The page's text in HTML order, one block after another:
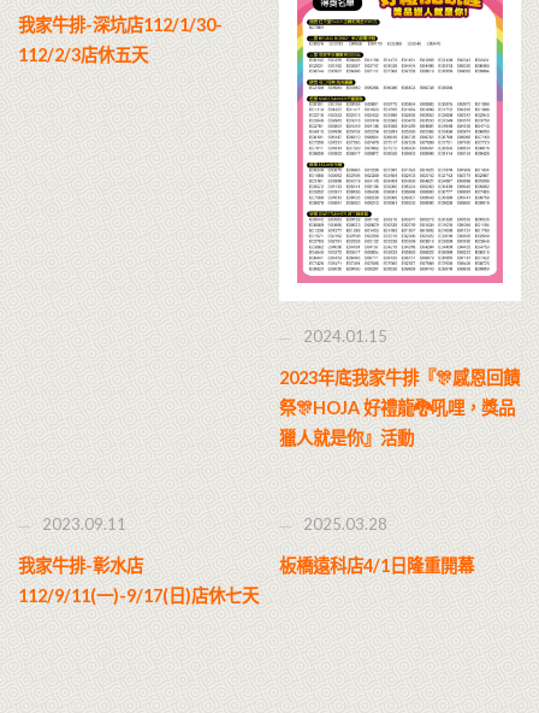
我家牛排-深坑店112/1/30-
112/2/3店休五天
2024.01.15
2023年底我家牛排『🎊感恩回饋
祭🎊HOJA 好禮龍🐉吼哩，獎品
獵人就是你』活動
2023.09.11
我家牛排-彰水店
112/9/11(一)-9/17(日)店休七天
2025.03.28
板橋遠科店4/1日隆重開幕